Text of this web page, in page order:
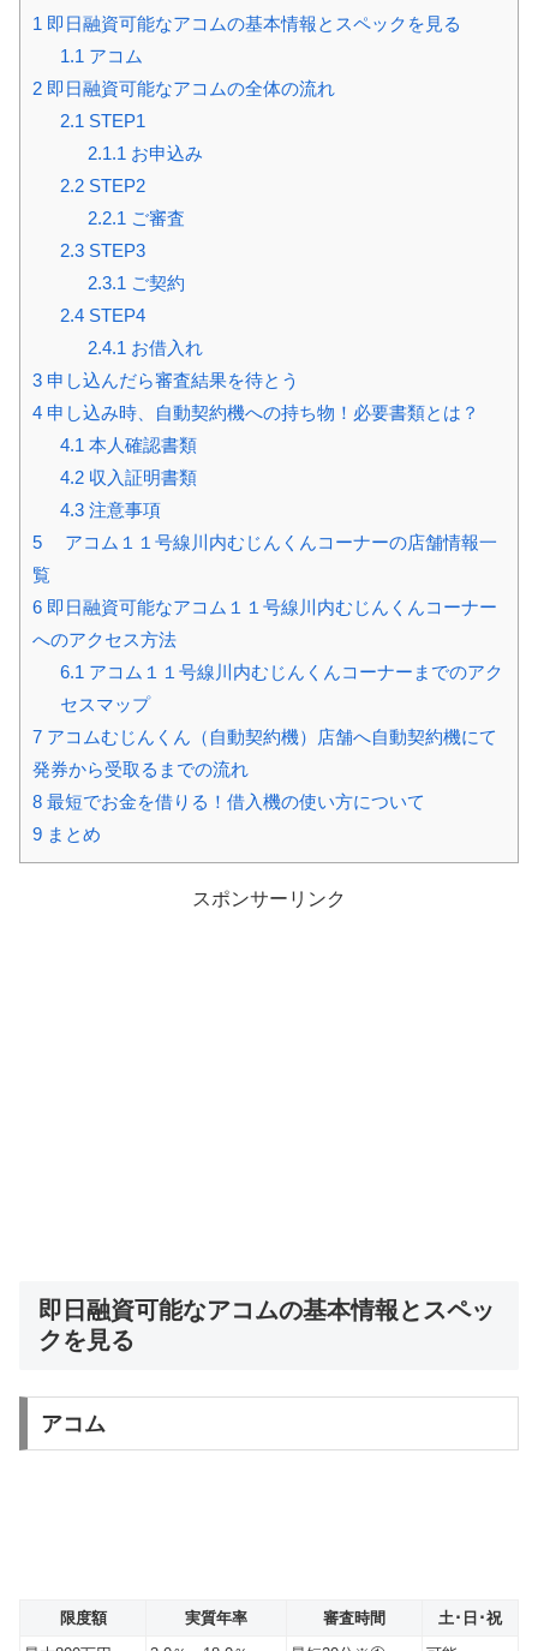
1 即日融資可能なアコムの基本情報とスペックを見る
1.1 アコム
2 即日融資可能なアコムの全体の流れ
2.1 STEP1
2.1.1 お申込み
2.2STEP2
2.2.1 ご審査
2.3STEP3
2.3.1 ご契約
2.4STEP4
2.4.1 お借入れ
3 申し込んだら審査結果を待とう
4 申し込み時、自動契約機への持ち物！必要書類とは？
4.1 本人確認書類
4.2収入証明書類
4.3注意事項
5 アコム１１号線川内むじんくんコーナーの店舗情報一
覧
6 即日融資可能なアコム１１号線川内むじんくんコーナー
へのアクセス方法
6.1 アコム１１号線川内むじんくんコーナーまでのアク
セスマップ
7 アコムむじんくん（自動契約機）店舗へ自動契約機にて
発券から受取るまでの流れ
8 最短でお金を借りる！借入機の使い方について
9 まとめ
スポンサーリンク
即日融資可能なアコムの基本情報とスペッ
クを見る
アコム
限度額 実質年率 審査時間
土･日･祝